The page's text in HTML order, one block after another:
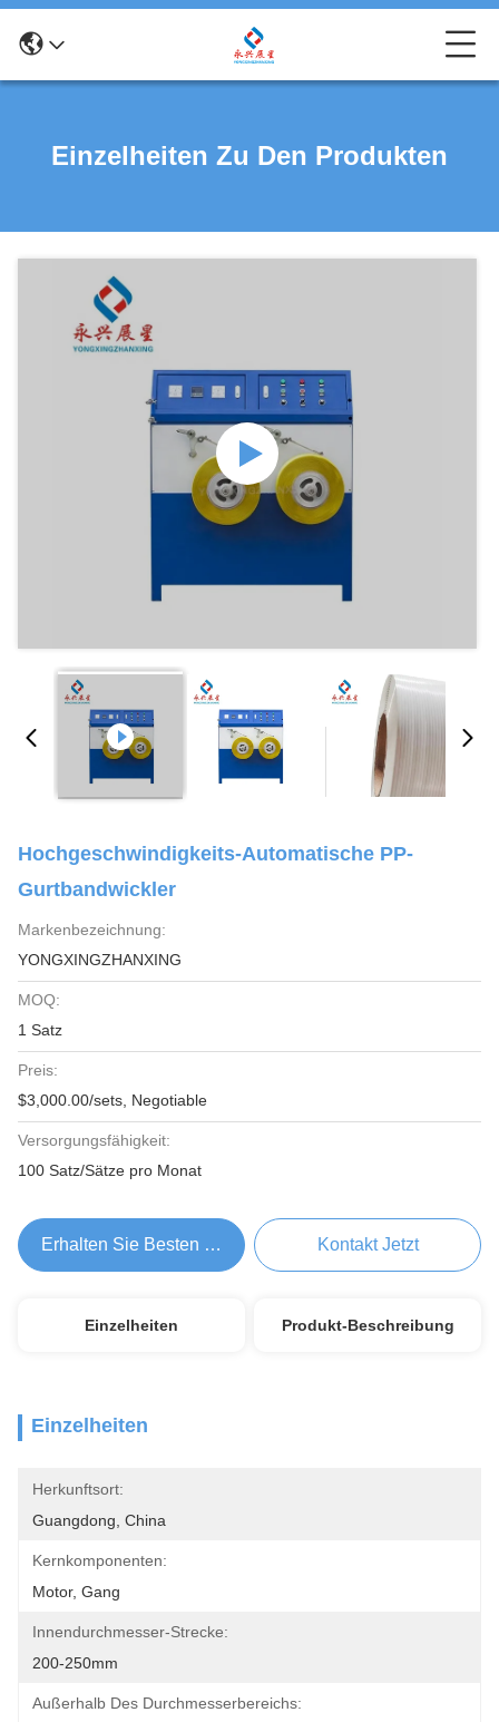
Einzelheiten Zu Den Produkten
Hochgeschwindigkeits-Automatische PP-
Gurtbandwickler
Markenbezeichnung:
YONGXINGZHANXING
MOQ:
1 Satz
Preis:
$3,000.00/sets, Negotiable
Versorgungsfähigkeit:
100 Satz/Sätze pro Monat
Erhalten Sie Besten Preis Kontakt Jetzt
Einzelheiten Produkt-Beschreibung
Einzelheiten
Herkunftsort:
Guangdong, China
Kernkomponenten:
Motor, Gang
Innendurchmesser-Strecke:
200-250mm
Außerhalb Des Durchmesserbereichs: